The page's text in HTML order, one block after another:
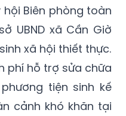
hội Biên phòng toàn
UBND xã Cần Giờ
xã hội thiết thực.
phí hỗ trợ sửa chữa
tiện sinh kế
cảnh khó khăn tại